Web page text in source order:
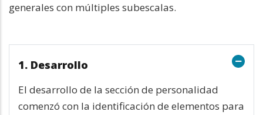
generales con múltiples subescalas.
1. Desarrollo
El desarrollo de la sección de personalidad
comenzó con la identificación de elementos para